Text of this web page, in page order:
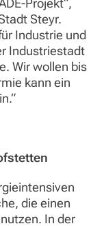
Steyr.
Industrie und
Industriestadt
Wir wollen bis
kann ein
die einen
In der